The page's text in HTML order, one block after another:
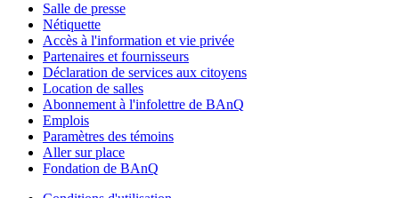
Salle de presse
Nétiquette
Accès à l'information et vie privée
Partenaires et fournisseurs
Déclaration de services aux citoyens
Location de salles
Abonnement à l'infolettre de BAnQ
Emplois
Paramètres des témoins
Aller sur place
Fondation de BAnQ